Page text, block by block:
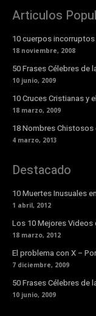
Articulos
10 cuerpos
18 noviembre, 2008
50 Frases Célebres de
10 junio, 2009
10 Cruces Cristianas
18 marzo, 2009
18 Nombres
4 marzo, 2013
Destacado
10 Muertes Inusuales
1 abril, 2012
Los 10 Mejores Videos
18 marzo, 2012
El problema con X –
7 diciembre, 2009
50 Frases Célebres de
10 junio, 2009